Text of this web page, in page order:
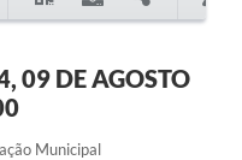
09 DE AGOSTO
Municipal